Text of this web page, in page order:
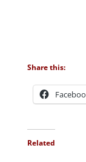
Share this:
Related